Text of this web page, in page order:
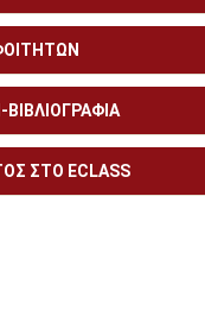
ΣΤΟ ECLASS